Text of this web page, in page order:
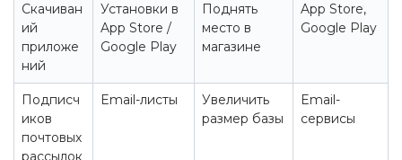
Скачиван
ий
приложе
ний
Установки в
App Store /
Google Play
Поднять
место в
магазине
App Store,
Google Play
Подписч
иков
почтовых
рассылок
Email-листы
Увеличить
размер базы
Email-
сервисы